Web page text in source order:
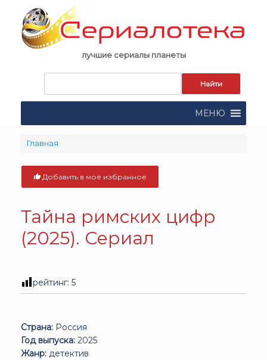
content
лучшие сериалы планеты
поиска:
МЕНЮ
Главная
Добавить в моё избранное
Тайна римских цифр
(2025). Сериал
рейтинг: 5
Страна: Россия
Год выпуска: 2025
Жанр: детектив